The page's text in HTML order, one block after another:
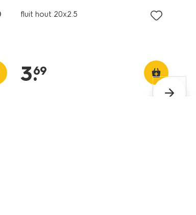
fluit hout 20x2.5
3.
69